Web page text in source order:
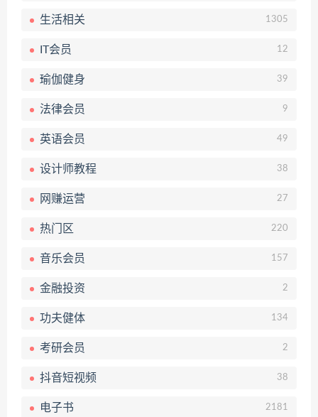
生活相关 1305
IT会员 12
瑜伽健身 39
法律会员 9
英语会员 49
设计师教程 38
网赚运营 27
热门区 220
音乐会员 157
金融投资 2
功夫健体 134
考研会员 2
抖音短视频 38
电子书 2181